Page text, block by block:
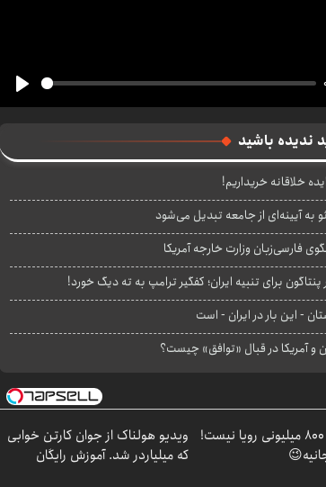
Play
ندیده باشید
خلاقانه خریداریم!
به آیینه‌ای از جامعه تبدیل می‌شود
فارسی‌زبان وزارت خارجه آمریکا
برای تنبیه ایران؛ کفگیر ترامپ به ته دیگ خورد!
- این بار در ایران - است
و آمریکا در قبال «توافق» چیست؟
درآمد ماهی 800 میلیونی رویا نیست!
ویدیو هولناک از جوان کارتن خوابی
که میلیاردر شد. آموزش رایگان